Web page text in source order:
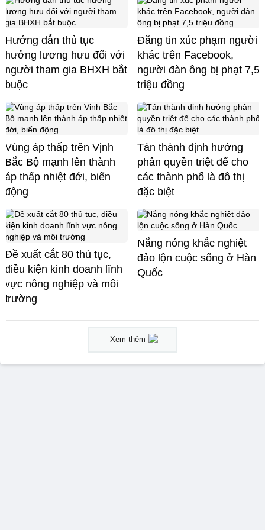
Hướng dẫn thủ tục
hưởng lương hưu đối với
người tham gia BHXH bắt
buộc
Đăng tin xúc phạm người
khác trên Facebook,
người đàn ông bị phạt 7,5
triệu đồng
Vùng áp thấp trên Vịnh
Bắc Bộ mạnh lên thành
áp thấp nhiệt đới, biển
động
Tán thành định hướng
phân quyền triệt để cho
các thành phố là đô thị
đặc biệt
Đề xuất cắt 80 thủ tục,
điều kiện kinh doanh lĩnh
vực nông nghiệp và môi
trường
Nắng nóng khắc nghiệt
đảo lộn cuộc sống ở Hàn
Quốc
Xem thêm